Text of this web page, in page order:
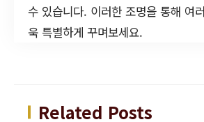
수 있습니다. 이러한 조명을 통해 여
욱 특별하게 꾸며보세요.
Related Posts